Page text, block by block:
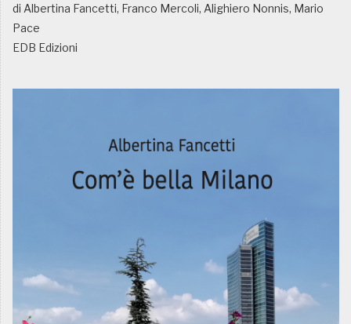
di Albertina Fancetti, Franco Mercoli, Alighiero Nonnis, Mario
Pace
EDB Edizioni